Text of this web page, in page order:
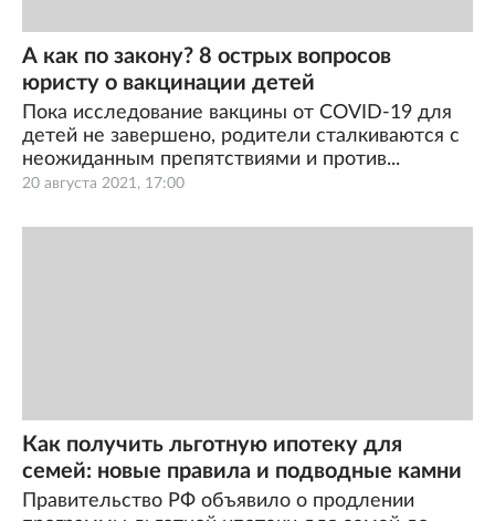
20 августа 2021, 17:00
А как по закону? 8 острых вопросов
юристу о вакцинации детей
Пока исследование вакцины от COVID-19 для
детей не завершено, родители сталкиваются с
неожиданным препятствиями и против...
Как получить льготную ипотеку для
семей: новые правила и подводные камни
Правительство РФ объявило о продлении